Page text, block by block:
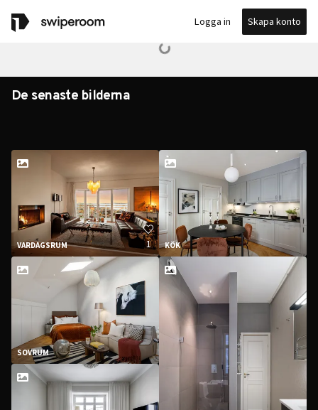
Logga in Skapa konto
De senaste bilderna
VARDAGSRUM 1
SOVRUM
KÖK